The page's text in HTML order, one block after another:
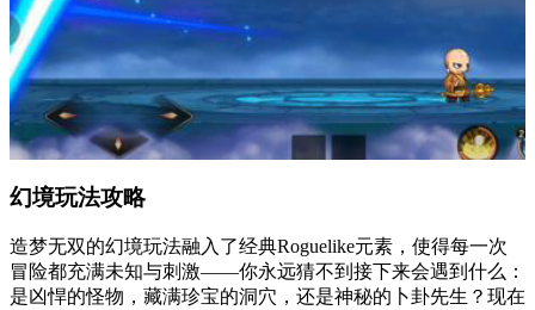
幻境玩法攻略
造梦无双的幻境玩法融入了经典Roguelike元素，使得每一次
冒险都充满未知与刺激——你永远猜不到接下来会遇到什么：
是凶悍的怪物，藏满珍宝的洞穴，还是神秘的卜卦先生？现在